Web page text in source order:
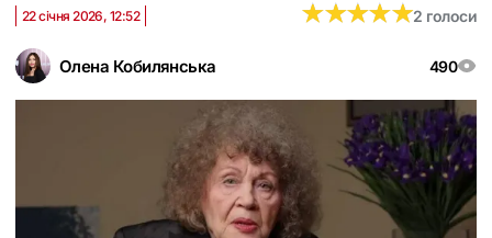
Олена Кобилянська 490
22 січня 2026, 12:52 ★★★★★
★★★★★2 голоси